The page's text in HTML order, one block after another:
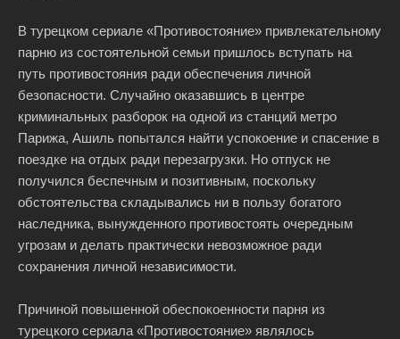
В турецком сериале «Противостояние» привлекательному
парню из состоятельной семьи пришлось вступать на
путь противостояния ради обеспечения личной
безопасности. Случайно оказавшись в центре
криминальных разборок на одной из станций метро
Парижа, Ашиль попытался найти успокоение и спасение в
поездке на отдых ради перезагрузки. Но отпуск не
получился беспечным и позитивным, поскольку
обстоятельства складывались ни в пользу богатого
наследника, вынужденного противостоять очередным
угрозам и делать практически невозможное ради
сохранения личной независимости.
Причиной повышенной обеспокоенности парня из
турецкого сериала «Противостояние» являлось